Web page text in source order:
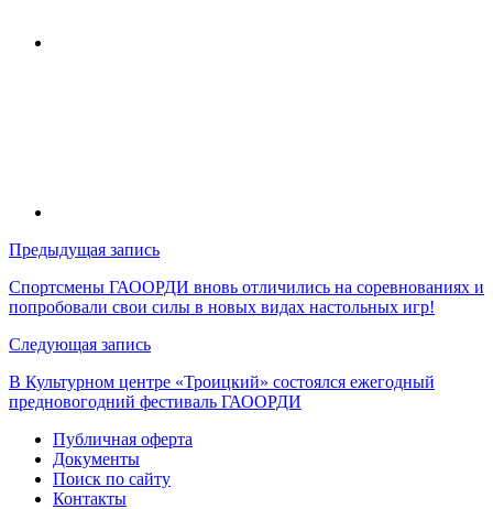
Навигация
по
записям
Предыдущая запись
Спортсмены ГАООРДИ вновь отличились на соревнованиях и
попробовали свои силы в новых видах настольных игр!
Следующая запись
В Культурном центре «Троицкий» состоялся ежегодный
предновогодний фестиваль ГАООРДИ
Публичная оферта
Документы
Поиск по сайту
Контакты